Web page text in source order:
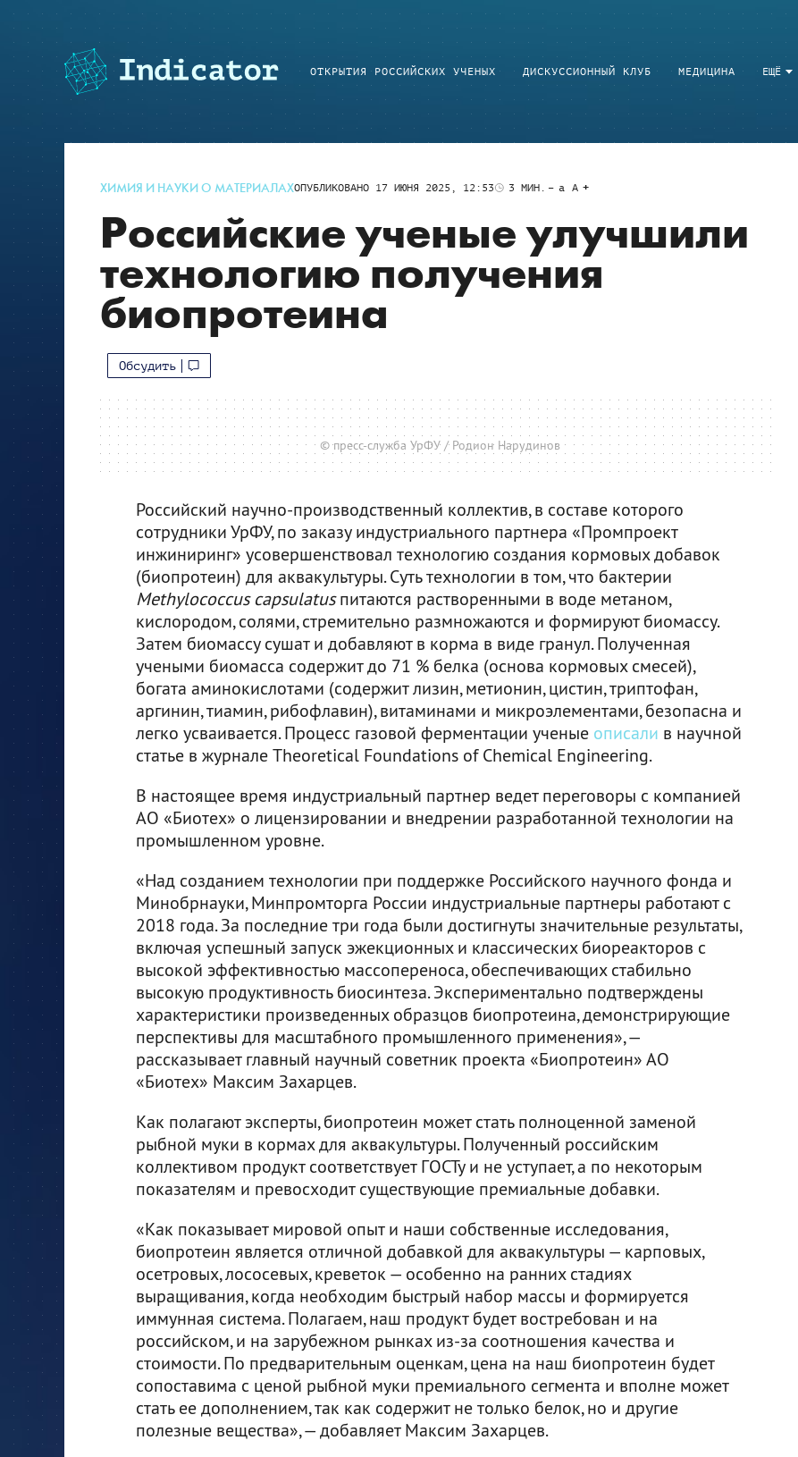
ЕЩЁ
ОТКРЫТИЯ РОССИЙСКИХ УЧЕНЫХ ДИСКУССИОННЫЙ КЛУБ МЕДИЦИНА
ХИМИЯ И НАУКИ О МАТЕРИАЛАХОПУБЛИКОВАНО 17 ИЮНЯ 2025, 12:53 3 МИН. a A
Российские ученые улучшили
технологию получения
биопротеина
Обсудить
© пресс-служба УрФУ / Родион Нарудинов
Российский научно-производственный коллектив, в составе которого
сотрудники УрФУ, по заказу индустриального партнера «Промпроект
инжиниринг» усовершенствовал технологию создания кормовых добавок
(биопротеин) для аквакультуры. Суть технологии в том, что бактерии
Methylococcus capsulatusпитаются растворенными в воде метаном,
кислородом, солями, стремительно размножаются и формируют биомассу.
Затем биомассу сушат и добавляют в корма в виде гранул. Полученная
учеными биомасса содержит до 71 % белка (основа кормовых смесей),
богата аминокислотами (содержит лизин, метионин, цистин, триптофан,
аргинин, тиамин, рибофлавин), витаминами и микроэлементами, безопасна и
легко усваивается. Процесс газовой ферментации ученые описали в научной
статье в журнале Theoretical Foundations of Chemical Engineering.
В настоящее время индустриальный партнер ведет переговоры с компанией
АО «Биотех» о лицензировании и внедрении разработанной технологии на
промышленном уровне.
«Над созданием технологии при поддержке Российского научного фонда и
Минобрнауки, Минпромторга России индустриальные партнеры работают с
2018 года. За последние три года были достигнуты значительные результаты,
включая успешный запуск эжекционных и классических биореакторов с
высокой эффективностью массопереноса, обеспечивающих стабильно
высокую продуктивность биосинтеза. Экспериментально подтверждены
характеристики произведенных образцов биопротеина, демонстрирующие
перспективы для масштабного промышленного применения», —
рассказывает главный научный советник проекта «Биопротеин» АО
«Биотех» Максим Захарцев.
Как полагают эксперты, биопротеин может стать полноценной заменой
рыбной муки в кормах для аквакультуры. Полученный российским
коллективом продукт соответствует ГОСТу и не уступает, а по некоторым
показателям и превосходит существующие премиальные добавки.
«Как показывает мировой опыт и наши собственные исследования,
биопротеин является отличной добавкой для аквакультуры — карповых,
осетровых, лососевых, креветок — особенно на ранних стадиях
выращивания, когда необходим быстрый набор массы и формируется
иммунная система. Полагаем, наш продукт будет востребован и на
российском, и на зарубежном рынках из-за соотношения качества и
стоимости. По предварительным оценкам, цена на наш биопротеин будет
сопоставима с ценой рыбной муки премиального сегмента и вполне может
стать ее дополнением, так как содержит не только белок, но и другие
полезные вещества», — добавляет Максим Захарцев.